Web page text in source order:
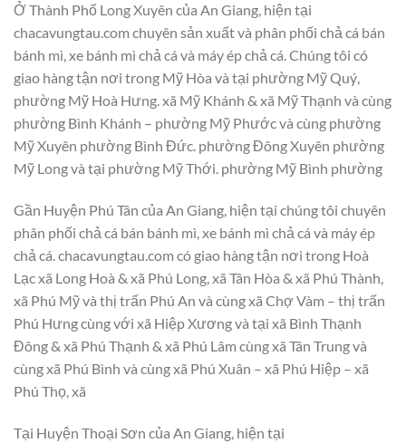
Ở Thành Phố Long Xuyên của An Giang, hiện tại
chacavungtau.com chuyên sản xuất và phân phối chả cá bán
bánh mì, xe bánh mì chả cá và máy ép chả cá. Chúng tôi có
giao hàng tận nơi trong Mỹ Hòa và tại phường Mỹ Quý,
phường Mỹ Hoà Hưng. xã Mỹ Khánh & xã Mỹ Thạnh và cùng
phường Bình Khánh – phường Mỹ Phước và cùng phường
Mỹ Xuyên phường Bình Đức. phường Đông Xuyên phường
Mỹ Long và tại phường Mỹ Thới. phường Mỹ Bình phường
Gần Huyện Phú Tân của An Giang, hiện tại chúng tôi chuyên
phân phối chả cá bán bánh mì, xe bánh mì chả cá và máy ép
chả cá. chacavungtau.com có giao hàng tận nơi trong Hoà
Lạc xã Long Hoà & xã Phú Long, xã Tân Hòa & xã Phú Thành,
xã Phú Mỹ và thị trấn Phú An và cùng xã Chợ Vàm – thị trấn
Phú Hưng cùng với xã Hiệp Xương và tại xã Bình Thạnh
Đông & xã Phú Thạnh & xã Phú Lâm cùng xã Tân Trung và
cùng xã Phú Bình và cùng xã Phú Xuân – xã Phú Hiệp – xã
Phú Thọ, xã
Tại Huyện Thoại Sơn của An Giang, hiện tại